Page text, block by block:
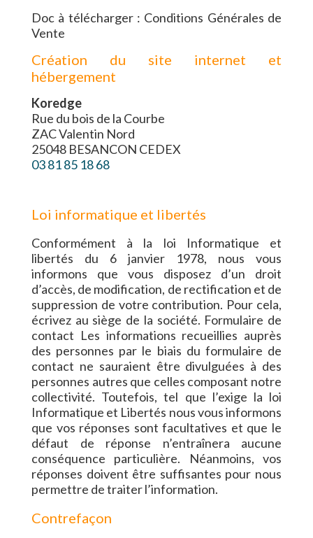
Doc à télécharger : Conditions Générales de
Vente
Création du site internet et
hébergement
Koredge
Rue du bois de la Courbe
ZAC Valentin Nord
25048 BESANCON CEDEX
03 81 85 18 68
Loi informatique et libertés
Conformément à la loi Informatique et
libertés du 6 janvier 1978, nous vous
informons que vous disposez d’un droit
d’accès, de modification, de rectification et de
suppression de votre contribution. Pour cela,
écrivez au siège de la société. Formulaire de
contact Les informations recueillies auprès
des personnes par le biais du formulaire de
contact ne sauraient être divulguées à des
personnes autres que celles composant notre
collectivité. Toutefois, tel que l’exige la loi
Informatique et Libertés nous vous informons
que vos réponses sont facultatives et que le
défaut de réponse n’entraînera aucune
conséquence particulière. Néanmoins, vos
réponses doivent être suffisantes pour nous
permettre de traiter l’information.
Contrefaçon